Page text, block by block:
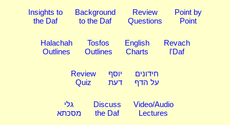
Insights to
the Daf
Background
to the Daf
Review
Questions
Point by
Point
Halachah
Outlines
Tosfos
Outlines
English
Charts
Revach
l'Daf
Review
Quiz
יוסף
דעת
חידונים
על הדף
גלי
מסכתא
Discuss
the Daf
Video/Audio
Lectures